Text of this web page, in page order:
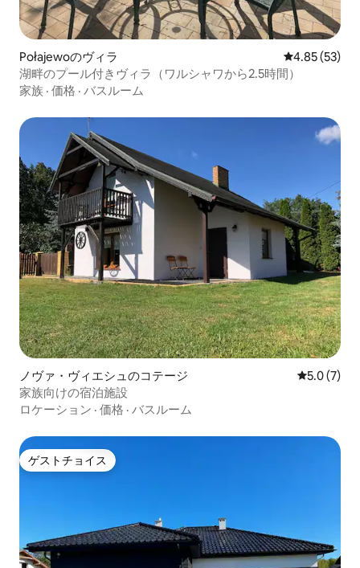
Połajewoのヴィラ レビュー53
4.85 (53)
湖畔のプール付きヴィラ（ワルシャワから2.5時間）
家族 · 価格 · バスルーム
ノヴァ・ヴィエシュのコテージ レビュー7
5.0 (7)
家族向けの宿泊施設
ロケーション · 価格 · バスルーム
ゲストチョイス
ゲストチョイス